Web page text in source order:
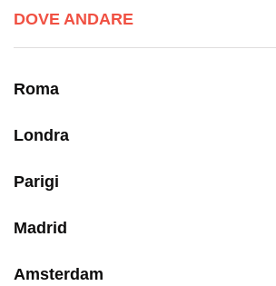
DOVE ANDARE
Roma
Londra
Parigi
Madrid
Amsterdam